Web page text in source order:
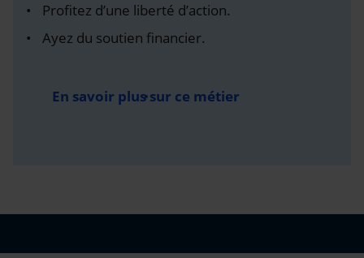
Profitez d’une liberté d’action.
Ayez du soutien financier.
En savoir plus sur ce métier